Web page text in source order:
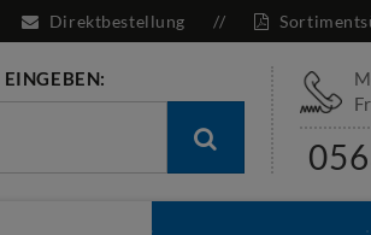
Direktbestellung
Fr